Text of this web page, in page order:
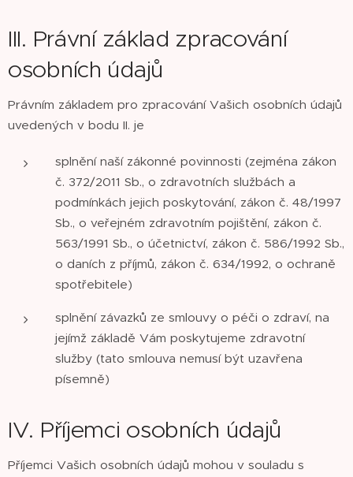
III. Právní základ zpracování
osobních údajů
Právním základem pro zpracování Vašich osobních údajů
uvedených v bodu II. je
splnění naší zákonné povinnosti (zejména zákon
č. 372/2011 Sb., o zdravotních službách a
podmínkách jejich poskytování, zákon č. 48/1997
Sb., o veřejném zdravotním pojištění, zákon č.
563/1991 Sb., o účetnictví, zákon č. 586/1992 Sb.,
o daních z příjmů, zákon č. 634/1992, o ochraně
spotřebitele)
splnění závazků ze smlouvy o péči o zdraví, na
jejímž základě Vám poskytujeme zdravotní
služby (tato smlouva nemusí být uzavřena
písemně)
IV. Příjemci osobních údajů
Příjemci Vašich osobních údajů mohou v souladu s